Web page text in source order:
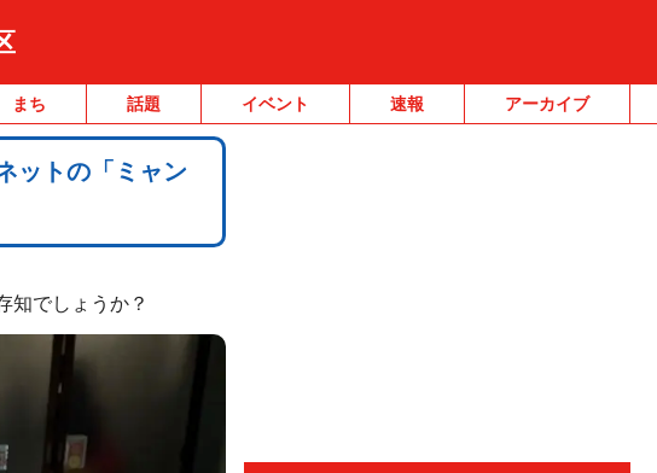
まち 話題 イベント 速報 アーカイブ
ットの「ミャン
知でしょうか？